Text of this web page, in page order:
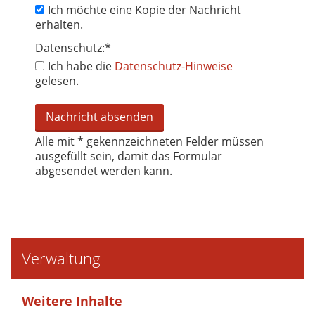
Ich möchte eine Kopie der Nachricht
erhalten.
Datenschutz:*
Ich habe die Datenschutz-Hinweise
gelesen.
Alle mit* gekennzeichneten Felder müssen
ausgefüllt sein, damit das Formular
abgesendet werden kann.
Verwaltung
Weitere Inhalte